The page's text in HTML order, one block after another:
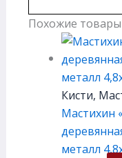
Похожие товары
Кисти,
Мастихин
металл